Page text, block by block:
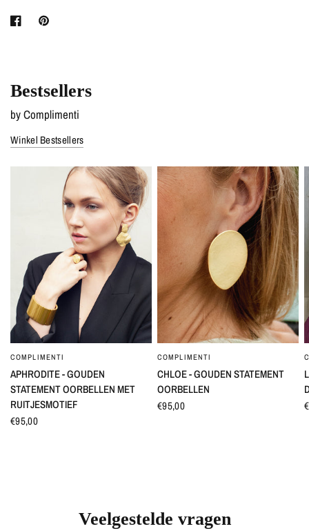
Bestsellers
by Complimenti
Winkel Bestsellers
SNEL BEKIJKEN
COMPLIMENTI
APHRODITE - GOUDEN
STATEMENT OORBELLEN MET
RUITJESMOTIEF
€95,00
SNEL BEKIJKEN
COMPLIMENTI
CHLOE - GOUDEN STATEMENT
OORBELLEN
€95,00
Veelgestelde vragen